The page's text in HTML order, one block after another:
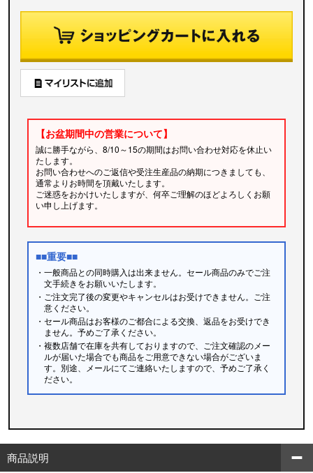
【お盆期間中の営業について】
誠に勝手ながら、8/10～15の期間はお問い合わせ対応を休止い
たします。
お問い合わせへのご返信や受注生産品の納期につきましても、
通常よりお時間を頂戴いたします。
ご迷惑をおかけいたしますが、何卒ご理解のほどよろしくお願
い申し上げます。
■■重要■■
・一般商品との同時購入は出来ません。セール商品のみでご注
文手続きをお願いいたします。
・ご注文完了後の変更やキャンセルはお受けできません。ご注
意ください。
・セール商品はお客様のご都合による交換、返品をお受けでき
ません。予めご了承ください。
・複数店舗で在庫を共有しておりますので、ご注文確認のメー
ルが届いた場合でも商品をご用意できない場合がございま
す。別途、メールにてご連絡いたしますので、予めご了承く
ださい。
商品説明